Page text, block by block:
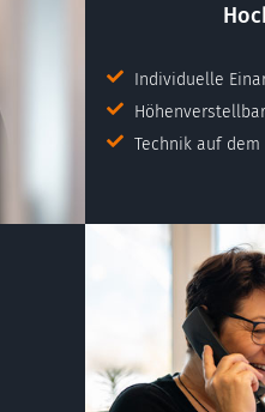
Individuelle
Technik auf